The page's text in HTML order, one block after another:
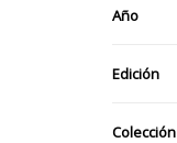
Año
Edición
Colección